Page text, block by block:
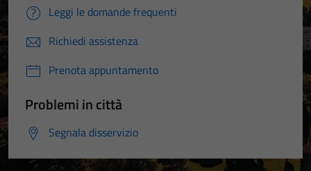
Leggi le domande frequenti
Richiedi assistenza
Prenota appuntamento
Problemi in città
Segnala disservizio